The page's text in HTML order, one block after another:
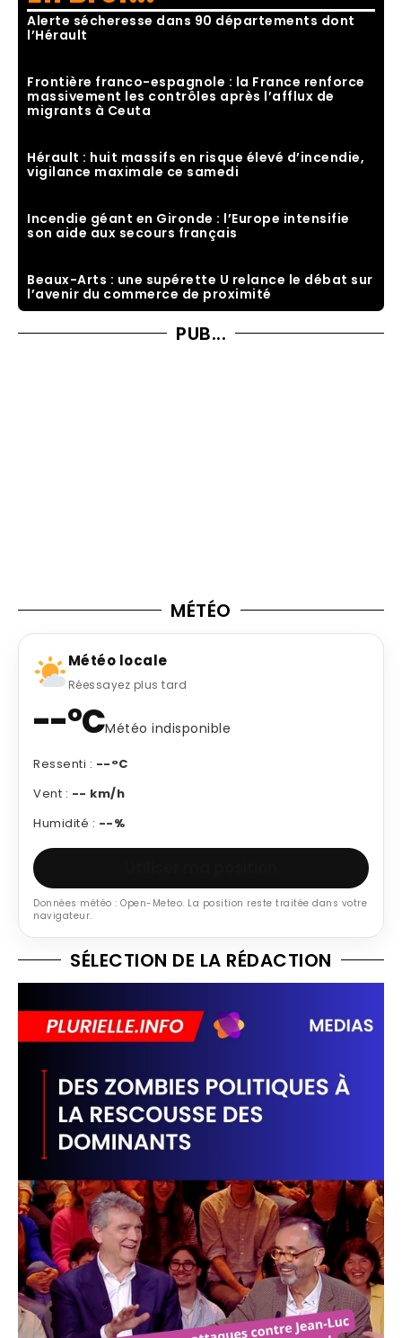
Alerte sécheresse dans 90 départements dont
l’Hérault
Frontière franco-espagnole : la France renforce
massivement les contrôles après l’afflux de
migrants à Ceuta
Hérault : huit massifs en risque élevé d’incendie,
vigilance maximale ce samedi
Incendie géant en Gironde : l’Europe intensifie
son aide aux secours français
Beaux-Arts : une supérette U relance le débat sur
l’avenir du commerce de proximité
PUB...
MÉTÉO
Météo locale
Réessayez plus tard
--°CMétéo indisponible
Ressenti : --°C
Vent : -- km/h
Humidité : --%
Données météo : Open-Meteo. La position reste traitée dans votre
navigateur.
SÉLECTION DE LA RÉDACTION